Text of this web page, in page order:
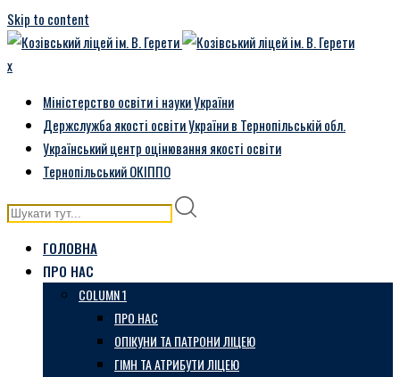
Skip to content
x
Міністерство освіти і науки України
Держслужба якості освіти України в Тернопільській обл.
Український центр оцінювання якості освіти
Тернопільський ОКІППО
ГОЛОВНА
ПРО НАС
COLUMN 1
ПРО НАС
ОПІКУНИ ТА ПАТРОНИ ЛІЦЕЮ
ГІМН ТА АТРИБУТИ ЛІЦЕЮ